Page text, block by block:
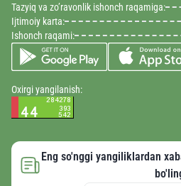
Tazyiq va zo’ravonlik ishonch raqamiga:
Ijtimoiy karta:
Ishonch raqami:
Oxirgi yangilanish:
Eng so'nggi yangiliklardan